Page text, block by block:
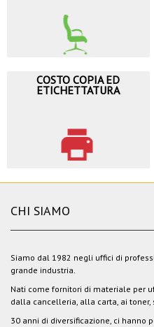
COSTO COPIA ED
ETICHETTATURA
CHI SIAMO
Siamo dal 1982 negli uffici di
grande industria.
Nati come fornitori di materiale per
dalla cancelleria, alla carta, ai
30 anni di diversificazione, ci hanno